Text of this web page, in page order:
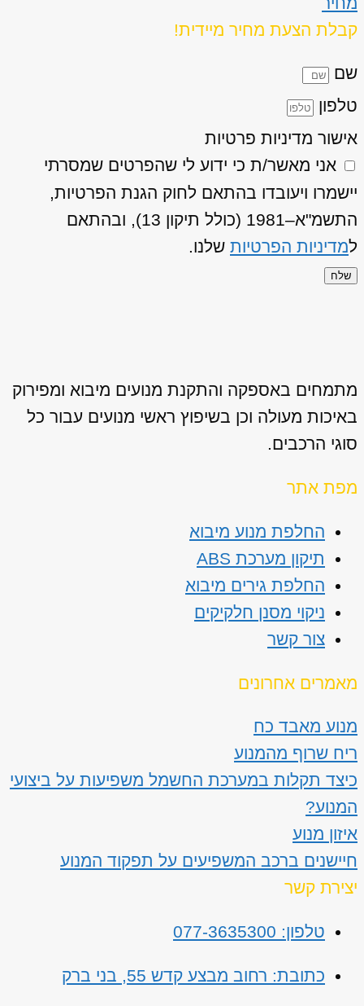
קבלת הצעת מחיר מיידית!
שם
טלפון
אישור מדיניות פרטיות
אני מאשר/ת כי ידוע לי שהפרטים שמסרתי
יישמרו ויעובדו בהתאם לחוק הגנת הפרטיות,
התשמ"א–1981 (כולל תיקון 13), ובהתאם
למדיניות הפרטיות שלנו.
שלח
מתמחים באספקה והתקנת מנועים מיבוא ומפירוק
באיכות מעולה וכן בשיפוץ ראשי מנועים עבור כל
סוגי הרכבים.
מפת אתר
החלפת מנוע מיבוא
תיקון מערכת ABS
החלפת גירים מיבוא
ניקוי מסנן חלקיקים
צור קשר
מאמרים אחרונים
מנוע מאבד כח
ריח שרוף מהמנוע
כיצד תקלות במערכת החשמל משפיעות על ביצועי
המנוע?
איזון מנוע
חיישנים ברכב המשפיעים על תפקוד המנוע
יצירת קשר
טלפון: 077-3635300
כתובת: רחוב מבצע קדש 55, בני ברק